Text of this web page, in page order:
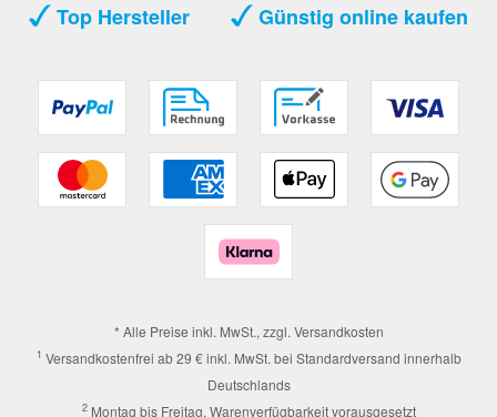
Top Hersteller
Günstig online kaufen
* Alle Preise inkl. MwSt., zzgl. Versandkosten
1 Versandkostenfrei ab 29 € inkl. MwSt. bei Standardversand innerhalb
Deutschlands
2Montag bis Freitag, Warenverfügbarkeit vorausgesetzt